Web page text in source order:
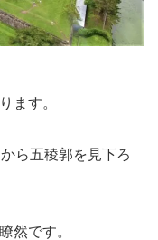
ます。
ら五稜郭を見下ろ
然です。